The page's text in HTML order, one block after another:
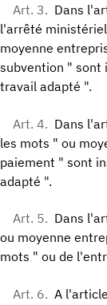
Art. 3. Dans
l'arrêté
moyenne
subvention " sont
travail adapté ".
Art. 4. Dans
les mots " ou
paiement " sont
adapté ".
Art. 5. Dans
ou moyenne
mots " ou de
Art. 6. A